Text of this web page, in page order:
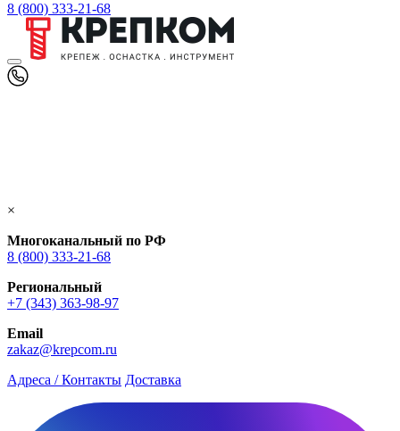
8 (800) 333-21-68
×
Многоканальный по РФ
8 (800) 333‑21-68
Региональный
+7 (343) 363-98-97
Email
zakaz@krepcom.ru
Адреса / Контакты Доставка